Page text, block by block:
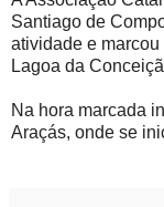
Santiago de
atividade e
Lagoa da
Na hora marcada
Araçás, onde se